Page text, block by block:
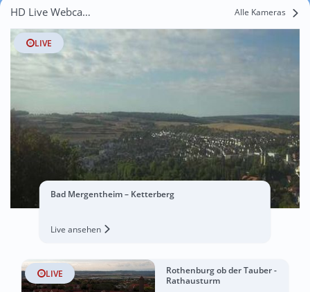
HD Live Webcams Ballenberg Alle Kameras
LIVE
Bad Mergentheim – Ketterberg
Live ansehen
LIVE
Rothenburg ob der Tauber -
Rathausturm